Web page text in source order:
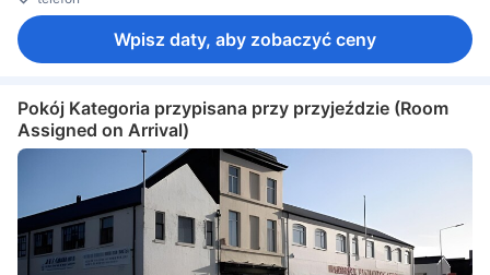
Wpisz daty, aby zobaczyć ceny
Pokój Kategoria przypisana przy przyjeździe (Room
Assigned on Arrival)